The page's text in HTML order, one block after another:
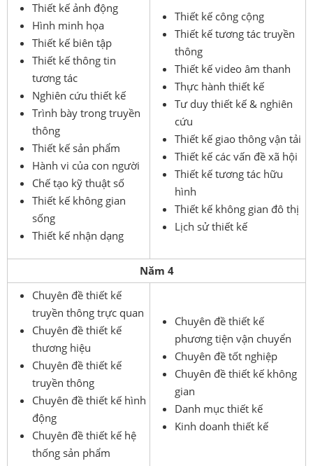
Thiết kế ảnh động
Hình minh họa
Thiết kế biên tập
Thiết kế thông tin
tương tác
Nghiên cứu thiết kế
Trình bày trong truyền
thông
Thiết kế sản phẩm
Hành vi của con người
Chế tạo kỹ thuật số
Thiết kế không gian
sống
Thiết kế nhận dạng
Thiết kế công cộng
Thiết kế tương tác truyền
thông
Thiết kế video âm thanh
Thực hành thiết kế
Tư duy thiết kế & nghiên
cứu
Thiết kế giao thông vận tải
Thiết kế các vấn đề xã hội
Thiết kế tương tác hữu
hình
Thiết kế không gian đô thị
Lịch sử thiết kế
Năm 4
Chuyên đề thiết kế
truyền thông trực quan
Chuyên đề thiết kế
thương hiệu
Chuyên đề thiết kế
truyền thông
Chuyên đề thiết kế hình
động
Chuyên đề thiết kế hệ
thống sản phẩm
Chuyên đề thiết kế
phương tiện vận chuyển
Chuyên đề tốt nghiệp
Chuyên đề thiết kế không
gian
Danh mục thiết kế
Kinh doanh thiết kế